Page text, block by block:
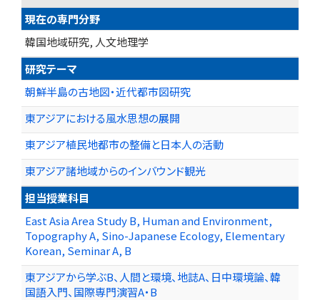
現在の専門分野
韓国地域研究, 人文地理学
研究テーマ
朝鮮半島の古地図・近代都市図研究
東アジアにおける風水思想の展開
東アジア植民地都市の整備と日本人の活動
東アジア諸地域からのインバウンド観光
担当授業科目
East Asia Area Study B, Human and Environment,
Topography A, Sino-Japanese Ecology, Elementary
Korean, Seminar A, B
東アジアから学ぶB、人間と環境、地誌A、日中環境論、韓
国語入門、国際専門演習A・B